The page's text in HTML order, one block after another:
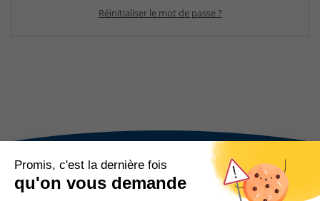
Réinitialiser le mot de passe ?